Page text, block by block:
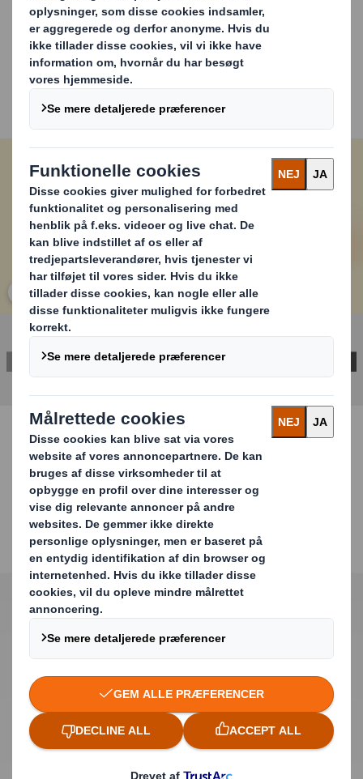
Løsningen er innovativ og bæredygtig. Den giver høj
emballagesikkerhed for kunderne og sikrer, at
produkterne bliver leveret ubeskadiget. Kassen kan
åbnes uden brug af hjælpemidler, hvilket giver en god
oplevelse for dine kunder og derfor skaber øget
loyalitet.
Carousel. Use previous and next buttons to move
Klik for at gøre billedet større
KONTAKT OS OG HØR MERE
Produktets egenskaber